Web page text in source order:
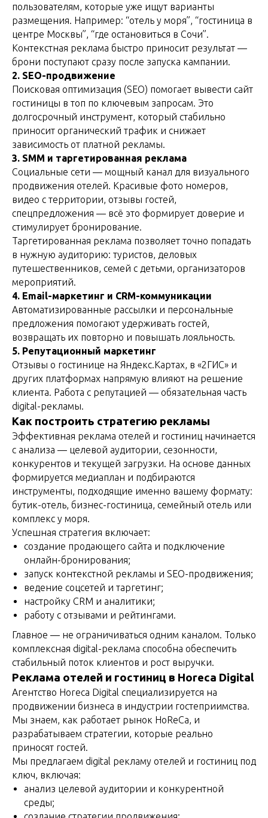
пользователям, которые уже ищут варианты
размещения. Например: “отель у моря”, “гостиница в
центре Москвы”, “где остановиться в Сочи”.
Контекстная реклама быстро приносит результат —
брони поступают сразу после запуска кампании.
2. SEO-продвижение
Поисковая оптимизация (SEO) помогает вывести сайт
гостиницы в топ по ключевым запросам. Это
долгосрочный инструмент, который стабильно
приносит органический трафик и снижает
зависимость от платной рекламы.
3. SMM и таргетированная реклама
Социальные сети — мощный канал для визуального
продвижения отелей. Красивые фото номеров,
видео с территории, отзывы гостей,
спецпредложения — всё это формирует доверие и
стимулирует бронирование.
Таргетированная реклама позволяет точно попадать
в нужную аудиторию: туристов, деловых
путешественников, семей с детьми, организаторов
мероприятий.
4. Email-маркетинг и CRM-коммуникации
Автоматизированные рассылки и персональные
предложения помогают удерживать гостей,
возвращать их повторно и повышать лояльность.
5. Репутационный маркетинг
Отзывы о гостинице на Яндекс.Картах, в «2ГИС» и
других платформах напрямую влияют на решение
клиента. Работа с репутацией — обязательная часть
digital-рекламы.
Как построить стратегию рекламы
Эффективная реклама отелей и гостиниц начинается
с анализа — целевой аудитории, сезонности,
конкурентов и текущей загрузки. На основе данных
формируется медиаплан и подбираются
инструменты, подходящие именно вашему формату:
бутик-отель, бизнес-гостиница, семейный отель или
комплекс у моря.
Успешная стратегия включает:
создание продающего сайта и подключение
онлайн-бронирования;
запуск контекстной рекламы и SEO-продвижения;
ведение соцсетей и таргетинг;
настройку CRM и аналитики;
работу с отзывами и рейтингами.
Главное — не ограничиваться одним каналом. Только
комплексная digital-реклама способна обеспечить
стабильный поток клиентов и рост выручки.
Реклама отелей и гостиниц в Horeca Digital
Агентство Horeca Digital специализируется на
продвижении бизнеса в индустрии гостеприимства.
Мы знаем, как работает рынок HoReCa, и
разрабатываем стратегии, которые реально
приносят гостей.
Мы предлагаем digital рекламу отелей и гостиниц под
ключ, включая:
анализ целевой аудитории и конкурентной
среды;